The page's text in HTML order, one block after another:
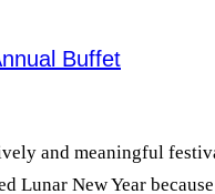
Buffet
and meaningful
New Year